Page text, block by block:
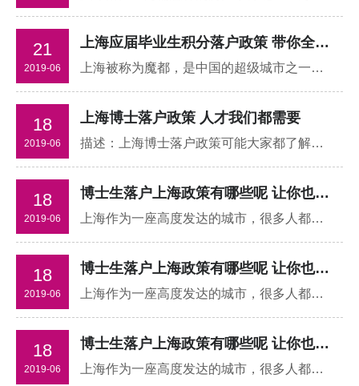
21
2019-06
上海应届毕业生积分落户政策 带你全面了解落户条件
上海被称为魔都，是中国的超级城市之一，许多应届毕业生都想扎根落户在上海这个城市，下面我们跟随知英教育一起来了解一下上海应届毕业生积分落户政策的相关资料吧。
18
2019-06
上海博士落户政策 人才我们都需要
描述：上海博士落户政策可能大家都了解，但是很多人认为自己是博士就能十拿九稳了？其实这个问题也是很难说的，毕竟现在上海的住房也是非常紧张的，博士生虽说有优势，但是也没有以前那么大了
18
2019-06
博士生落户上海政策有哪些呢 让你也可以在上海生活
上海作为一座高度发达的城市，很多人都非常的想要去上海生活，特别是对于在上海求学的朋友们而言，能够落户上海就最好了。那么，大家知道博士生落户上海政策有哪些呢？
18
2019-06
博士生落户上海政策有哪些呢 让你也可以在上海生活
上海作为一座高度发达的城市，很多人都非常的想要去上海生活，特别是对于在上海求学的朋友们而言，能够落户上海就最好了。那么，大家知道博士生落户上海政策有哪些呢？
18
2019-06
博士生落户上海政策有哪些呢 让你也可以在上海生活
上海作为一座高度发达的城市，很多人都非常的想要去上海生活，特别是对于在上海求学的朋友们而言，能够落户上海就最好了。那么，大家知道博士生落户上海政策有哪些呢？